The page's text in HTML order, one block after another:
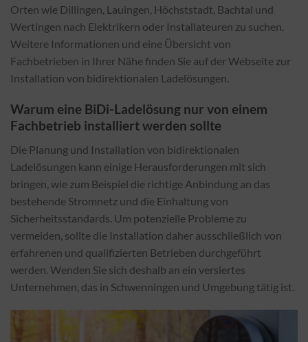
Orten wie Dillingen, Lauingen, Höchststadt, Bachtal und
Wertingen nach Elektrikern oder Installateuren zu suchen.
Weitere Informationen und eine Übersicht von
Fachbetrieben in Ihrer Nähe finden Sie auf der Webseite zur
Installation von bidirektionalen Ladelösungen.
Warum eine BiDi-Ladelösung nur von einem
Fachbetrieb installiert werden sollte
Die Planung und Installation von bidirektionalen
Ladelösungen kann einige Herausforderungen mit sich
bringen, wie zum Beispiel die richtige Anbindung an das
bestehende Stromnetz und die Einhaltung von
Sicherheitsstandards. Um potenzielle Probleme zu
vermeiden, sollte die Installation daher ausschließlich von
erfahrenen und qualifizierten Betrieben durchgeführt
werden. Wenden Sie sich deshalb an ein versiertes
Unternehmen, das in Schwenningen und Umgebung tätig ist.